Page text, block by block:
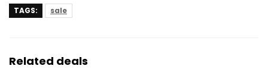
TAGS: sale
Related deals